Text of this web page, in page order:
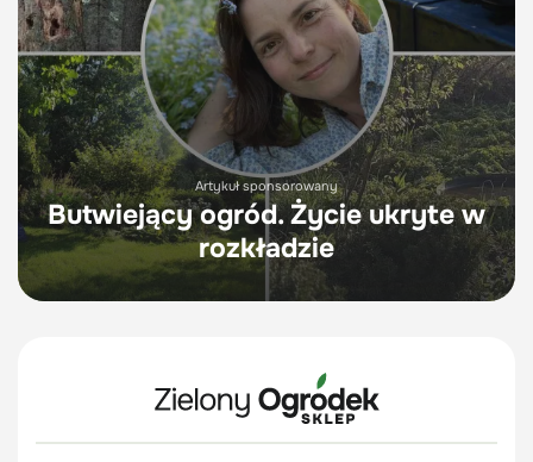
Artykuł sponsorowany
Butwiejący ogród. Życie ukryte w
rozkładzie